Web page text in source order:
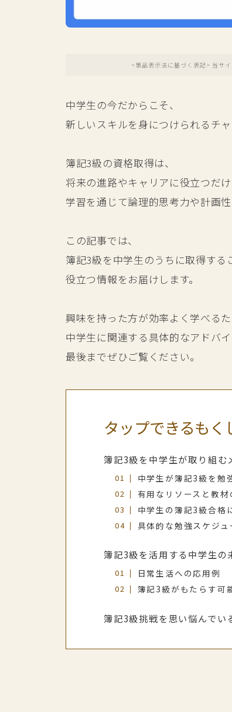
<景品表示法に基づく表記> 当サ
中学生の今だからこそ、
新しいスキルを身につけられるチャ
簿記3級の資格取得は、
将来の進路やキャリアに役立つだけ
学習を通じて論理的思考力や計画
この記事では、
簿記3級を中学生のうちに取得する
役立つ情報をお届けします。
興味を持った方が効率よく学べるた
中学生に関連する具体的なアドバイ
最後までぜひご覧ください。
タップできるもく
簿記3級を中学生が取り組む
中学生が簿記3級を勉
有用なリソースと教材
中学生の簿記3級合格
具体的な勉強スケジュ
簿記3級を活用する中学生の
日常生活への応用例
簿記3級がもたらす可
簿記3級挑戦を思い悩んでい